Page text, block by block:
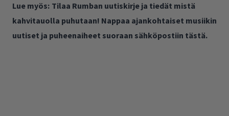
Lue myös: Tilaa Rumban uutiskirje ja tiedät mistä
kahvitauolla puhutaan! Nappaa ajankohtaiset musiikin
uutiset ja puheenaiheet suoraan sähköpostiin tästä.